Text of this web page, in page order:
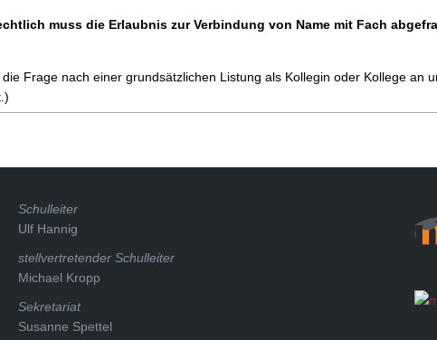
muss die Erlaubnis zur Verbindung von Name mit Fach
Frage nach einer grundsätzlichen Listung als Kollegin oder Kollege an
Schulleiter
Ulf Hannig
stellvertretender Schulleiter
Michael Kropp
Sekretariat
Susanne Spettel